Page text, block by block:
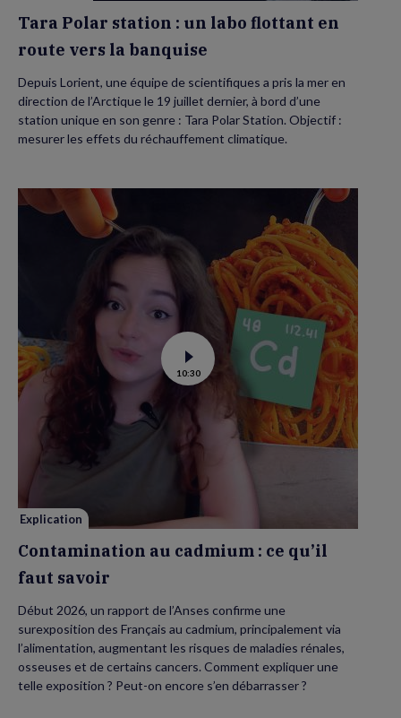
Tara Polar station : un labo flottant en
route vers la banquise
Depuis Lorient, une équipe de scientifiques a pris la mer en
direction de l’Arctique le 19 juillet dernier, à bord d’une
station unique en son genre : Tara Polar Station. Objectif :
mesurer les effets du réchauffement climatique.
Voir
la
vidéo
Contamination
au
cadmium :
ce
savoir
10:30
Explication
Contamination au cadmium : ce qu’il
faut savoir
Début 2026, un rapport de l’Anses confirme une
surexposition des Français au cadmium, principalement via
l’alimentation, augmentant les risques de maladies rénales,
osseuses et de certains cancers. Comment expliquer une
telle exposition ? Peut-on encore s’en débarrasser ?